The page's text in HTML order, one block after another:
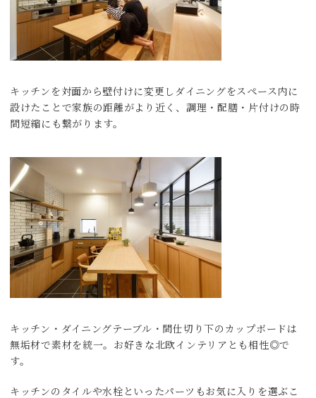
キッチンを対面から壁付けに変更しダイニングをスペース内に
設けたことで家族の距離がより近く、調理・配膳・片付けの時
間短縮にも繋がります。
キッチン・ダイニングテーブル・間仕切り下のカップボードは
無垢材で素材を統一。お好きな北欧インテリアとも相性◎で
す。
キッチンのタイルや水栓といったパーツもお気に入りを選ぶこ